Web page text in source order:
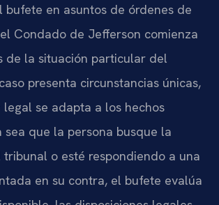
bufete en asuntos de órdenes de
Condado de Jefferson comienza
de la situación particular del
presenta circunstancias únicas,
se adapta a los hechos
sea que la persona busque la
o esté respondiendo a una
en su contra, el bufete evalúa